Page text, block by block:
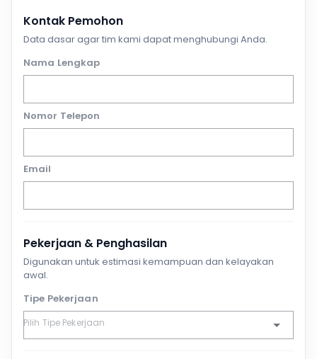
Kontak Pemohon
Data dasar agar tim kami dapat menghubungi Anda.
Nama Lengkap
Nomor Telepon
Email
Pekerjaan & Penghasilan
Digunakan untuk estimasi kemampuan dan kelayakan
awal.
Tipe Pekerjaan